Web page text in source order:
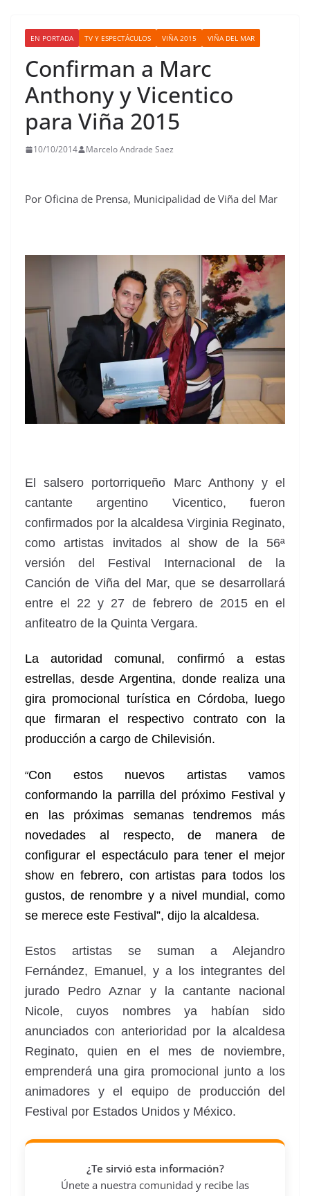
EN PORTADA TV Y ESPECTÁCULOS VIÑA 2015 VIÑA DEL MAR
Confirman a Marc
Anthony y Vicentico
para Viña 2015
10/10/2014 Marcelo Andrade Saez
Por Oficina de Prensa, Municipalidad de Viña del Mar
El salsero portorriqueño Marc Anthony y el
cantante argentino Vicentico, fueron
confirmados por la alcaldesa Virginia Reginato,
como artistas invitados al show de la 56ª
versión del Festival Internacional de la
Canción de Viña del Mar, que se desarrollará
entre el 22 y 27 de febrero de 2015 en el
anfiteatro de la Quinta Vergara.
La autoridad comunal, confirmó a estas
estrellas, desde Argentina, donde realiza una
gira promocional turística en Córdoba, luego
que firmaran el respectivo contrato con la
producción a cargo de Chilevisión.
“Con estos nuevos artistas vamos
conformando la parrilla del próximo Festival y
en las próximas semanas tendremos más
novedades al respecto, de manera de
configurar el espectáculo para tener el mejor
show en febrero, con artistas para todos los
gustos, de renombre y a nivel mundial, como
se merece este Festival”, dijo la alcaldesa.
Estos artistas se suman a Alejandro
Fernández, Emanuel, y a los integrantes del
jurado Pedro Aznar y la cantante nacional
Nicole, cuyos nombres ya habían sido
anunciados con anterioridad por la alcaldesa
Reginato, quien en el mes de noviembre,
emprenderá una gira promocional junto a los
animadores y el equipo de producción del
Festival por Estados Unidos y México.
¿Te sirvió esta información?
Únete a nuestra comunidad y recibe las